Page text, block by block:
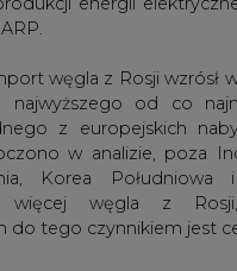
węgla z Rosji wzrósł
najwyższego od co
z europejskich
w analizie, poza
Korea Południowa
więcej węgla z
do tego czynnikiem jest